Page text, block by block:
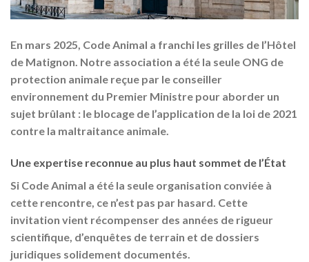
En mars 2025, Code Animal a franchi les grilles de l’Hôtel
de Matignon. Notre association a été la seule ONG de
protection animale reçue par le conseiller
environnement du Premier Ministre pour aborder un
sujet brûlant : le blocage de l’application de la loi de 2021
contre la maltraitance animale.
Une expertise reconnue au plus haut sommet de l’État
Si Code Animal a été la seule organisation conviée à
cette rencontre, ce n’est pas par hasard. Cette
invitation vient récompenser des années de rigueur
scientifique, d’enquêtes de terrain et de dossiers
juridiques solidement documentés.